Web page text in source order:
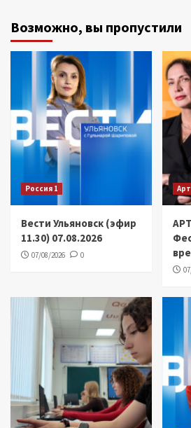
Возможно, вы пропустили
Россия 1
Вести Ульяновск (эфир
11.30) 07.08.2026
07/08/2026 0